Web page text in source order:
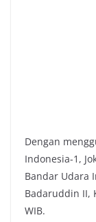
Dengan
Indonesia-1,
Bandar Udara
Badaruddin II,
WIB.